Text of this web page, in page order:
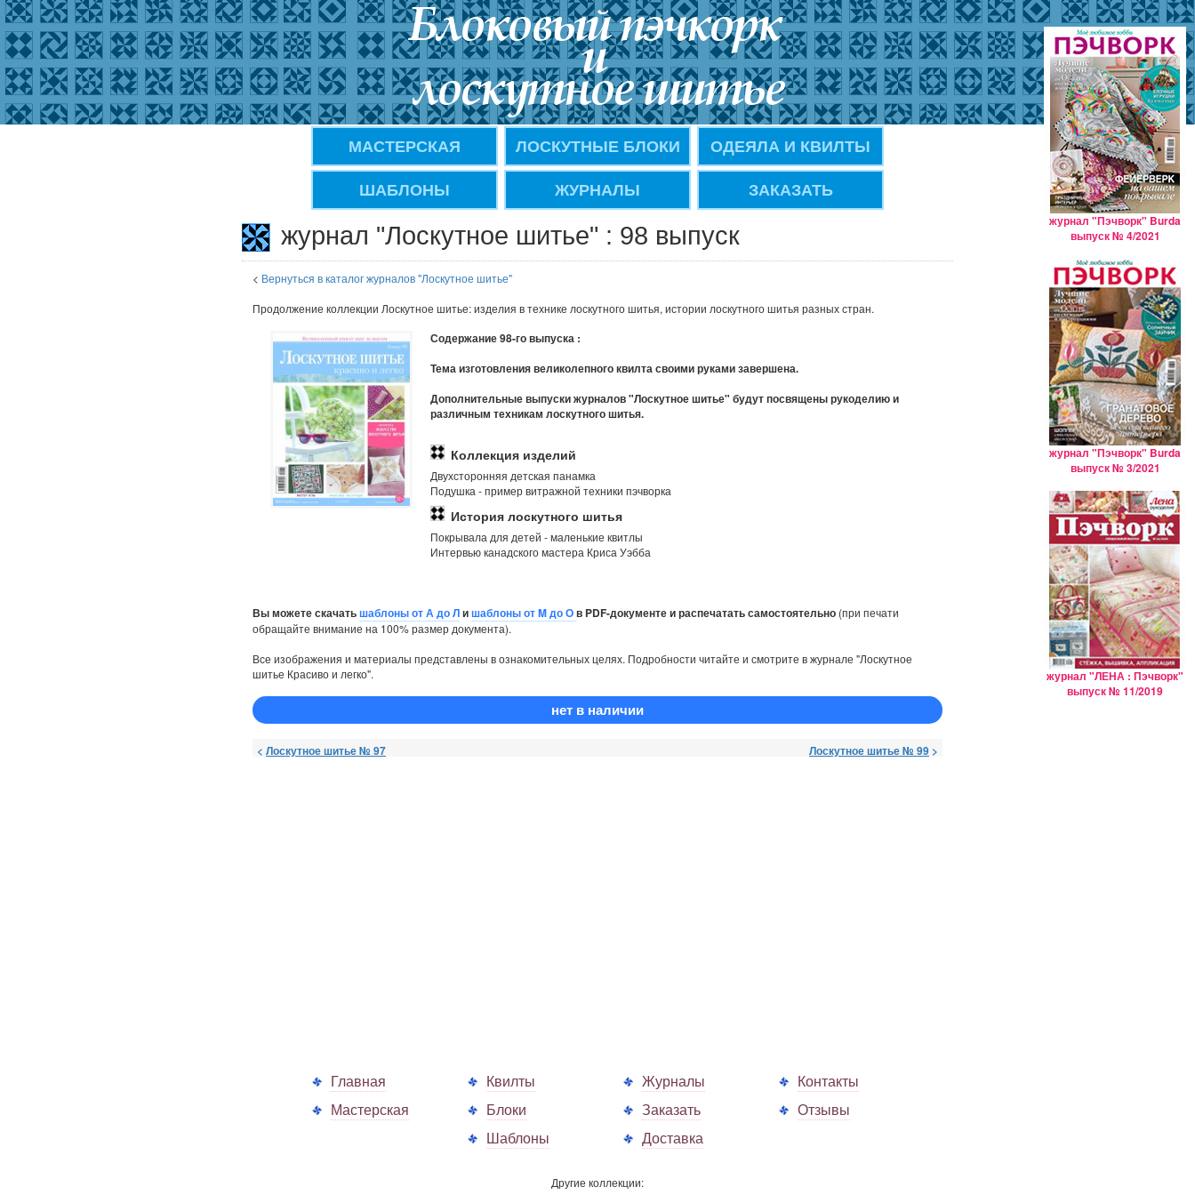
МАСТЕРСКАЯ ЛОСКУТНЫЕ БЛОКИ
ОДЕЯЛА И КВИЛТЫ
ШАБЛОНЫ
ЖУРНАЛЫ ЗАКАЗАТЬ
журнал "Лоскутное шитье" : 98 выпуск
< Вернуться в каталог журналов "Лоскутное шитье"
Продолжение коллекции Лоскутное шитье: изделия в технике лоскутного шитья, истории лоскутного шитья разных стран.
Содержание 98-го выпуска :
Тема изготовления великолепного квилта своими руками завершена.
Дополнительные выпуски журналов "Лоскутное шитье" будут посвящены рукоделию и
различным техникам лоскутного шитья.
Коллекция изделий
Двухсторонняя детская панамка
Подушка - пример витражной техники пэчворка
История лоскутного шитья
Покрывала для детей - маленькие квитлы
Интервью канадского мастера Криса Уэбба
Вы можете скачатьшаблоны от А до Лишаблоны от M до Ов PDF-документе и распечатать самостоятельно (при печати
обращайте внимание на 100% размер документа).
Все изображения и материалы представлены в ознакомительных целях. Подробности читайте и смотрите в журнале "Лоскутное
шитье Красиво и легко".
нет в наличии
< Лоскутное шитье № 97 Лоскутное шитье № 99 >
Главная
Мастерская
Квилты
Блоки
Шаблоны
Журналы
Заказать
Доставка
Контакты
Отзывы
Другие коллекции:
журнал "Пэчворк" Burda
выпуск № 4/2021
журнал "Пэчворк" Burda
выпуск № 3/2021
журнал "ЛЕНА : Пэчворк"
выпуск № 11/2019